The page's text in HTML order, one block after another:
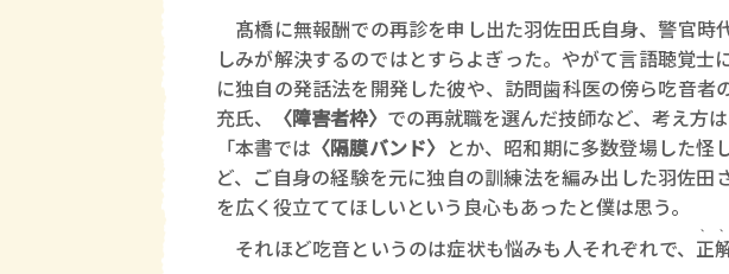
髙橋に無報酬での再診を申し出た羽佐田氏自身、警官時
しみが解決するのではとすらよぎった。やがて言語聴覚士
に独自の発話法を開発した彼や、訪問歯科医の傍ら吃音者
充氏、
〈障害者枠〉 での再就職を選んだ技師など、考え方は
「本書では 〈隔膜バンド〉 とか、昭和期に多数登場した怪
ど、ご自身の経験を元に独自の訓練法を編み出した羽佐田
を広く役立ててほしいという良心もあったと僕は思う。
それほど吃音というのは症状も悩みも人それぞれで、 正
、、